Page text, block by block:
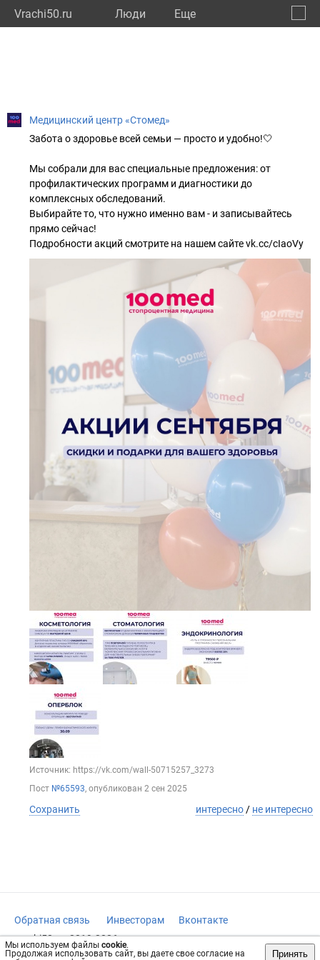
Vrachi50.ru Люди Eще
Мы используем файлы cookie.
Продолжая использовать сайт, вы даете свое согласие на
Принять
Медицинский центр «Стомед»
Забота о здоровье всей семьи — просто и удобно!🤍
Мы собрали для вас специальные предложения: от
профилактических программ и диагностики до
комплексных обследований.
Выбирайте то, что нужно именно вам - и записывайтесь
прямо сейчас!
Подробности акций смотрите на нашем сайте vk.cc/cIaoVy
Источник: https://vk.com/wall-50715257_3273
Пост №65593, опубликован 2 сен 2025
Сохранить интересно / не интересно
Обратная связь Инвесторам
Вконтакте
vrachi50.ru, 2019-2026 гг.
Имеются противопоказания, требуется консультация